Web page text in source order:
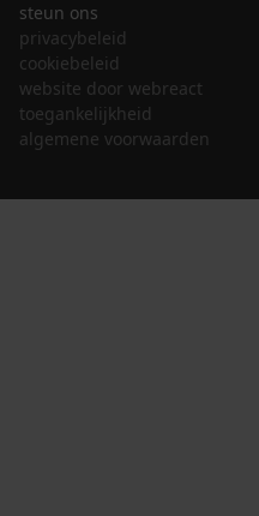
steun ons
privacybeleid
cookiebeleid
website door webreact
toegankelijkheid
algemene voorwaarden